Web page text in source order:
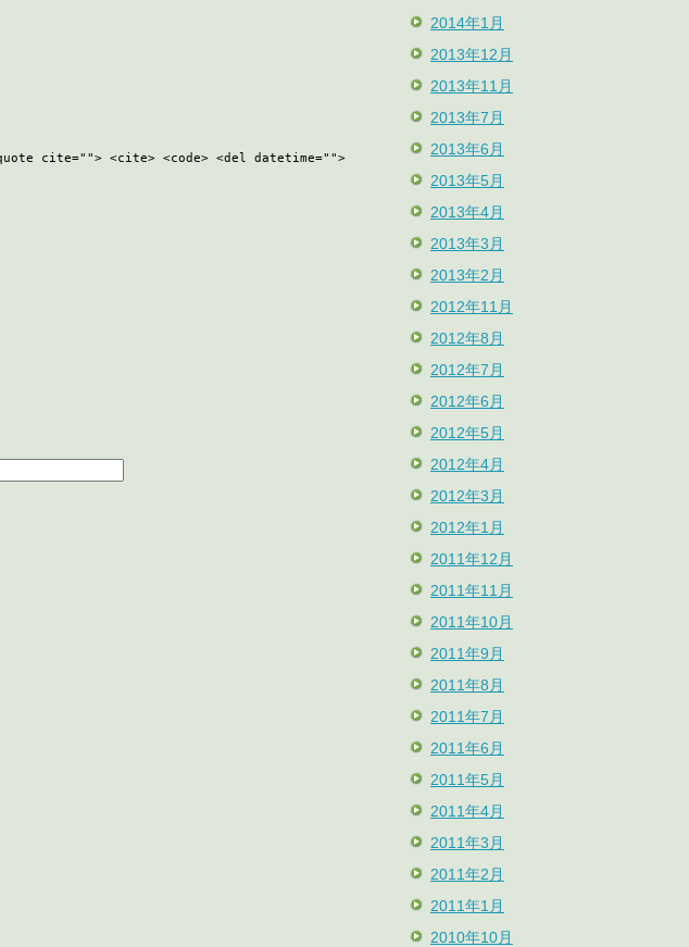
cite=""> <cite> <code> <del datetime="">
2014年1月
2013年12月
2013年11月
2013年7月
2013年6月
2013年5月
2013年4月
2013年3月
2013年2月
2012年11月
2012年8月
2012年7月
2012年6月
2012年5月
2012年4月
2012年3月
2012年1月
2011年12月
2011年11月
2011年10月
2011年9月
2011年8月
2011年7月
2011年6月
2011年5月
2011年4月
2011年3月
2011年2月
2011年1月
2010年10月